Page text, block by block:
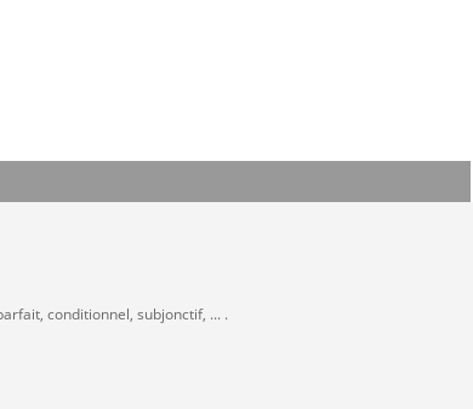
conditionnel, subjonctif, ... .